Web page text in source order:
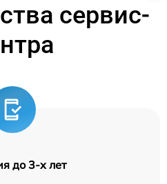
сервис-
до 3-х лет